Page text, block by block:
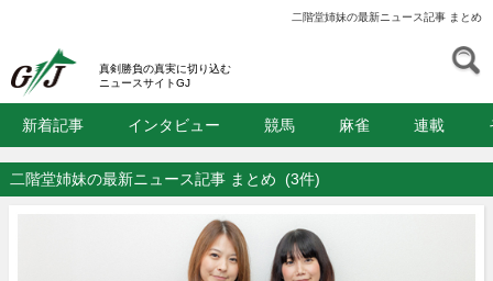
二階堂姉妹の最新ニュース記事 まとめ
真剣勝負の真実に切り込む
ニュースサイトGJ
新着記事 インタビュー 競馬 麻雀 連載
二階堂姉妹の最新ニュース記事 まとめ (3件)